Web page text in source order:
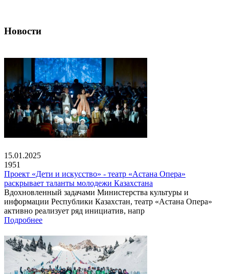
Новости
15.01.2025
1951
Проект «Дети и искусство» - театр «Астана Опера»
раскрывает таланты молодежи Казахстана
Вдохновленный задачами Министерства культуры и
информации Республики Казахстан, театр «Астана Опера»
активно реализует ряд инициатив, напр
Подробнее